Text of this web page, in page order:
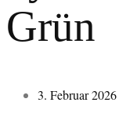
Grün
3. Februar 2026